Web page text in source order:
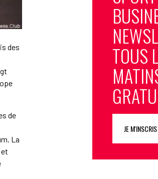
des
de
La
TOUS
JE M'INSCRIS